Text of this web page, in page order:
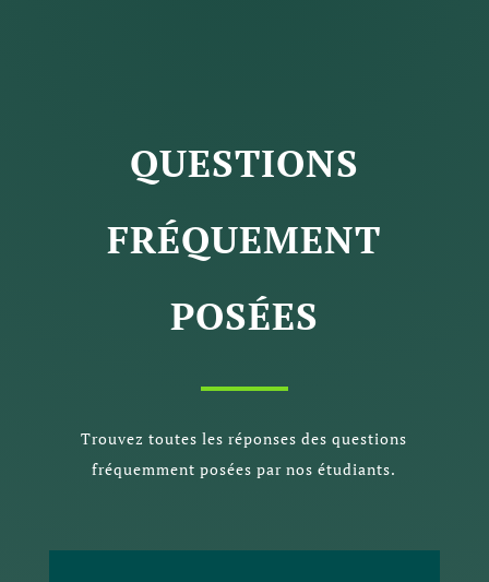
QUESTIONS
FRÉQUEMENT
POSÉES
Trouvez toutes les réponses des questions
fréquemment posées par nos étudiants.